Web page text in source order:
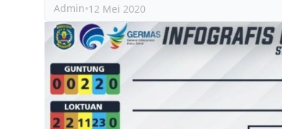
Admin•12 Mei 2020